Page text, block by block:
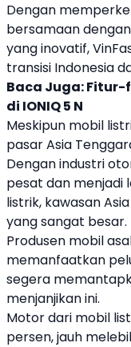
Dengan
bersamaan
yang inovatif,
transisi Indonesia
Baca Juga:Fitur-
di IONIQ 5 N
Meskipun mobil
pasarAsia
Dengan industri
pesat dan menjadi
listrik, kawasan
yang sangat besar.
Produsen mobil
memanfaatkan
segera
menjanjikan ini.
Motor dari mobil
persen, jauh